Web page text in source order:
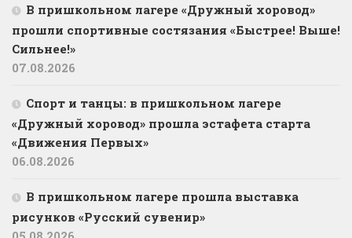
В пришкольном лагере «Дружный хоровод»
прошли спортивные состязания «Быстрее! Выше!
Сильнее!»
07.08.2026
Спорт и танцы: в пришкольном лагере
«Дружный хоровод» прошла эстафета старта
«Движения Первых»
06.08.2026
В пришкольном лагере прошла выставка
рисунков «Русский сувенир»